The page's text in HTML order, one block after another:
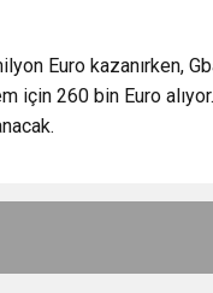
Euro kazanırken,
için 260 bin Euro